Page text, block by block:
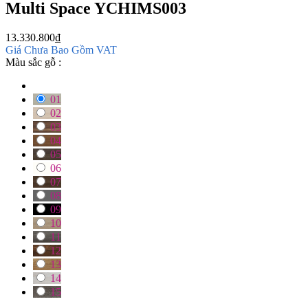
Multi Space YCHIMS003
13.330.800₫
Giá Chưa Bao Gồm VAT
Màu sắc gỗ :
01
02
03
04
05
06
07
08
09
10
11
12
13
14
15